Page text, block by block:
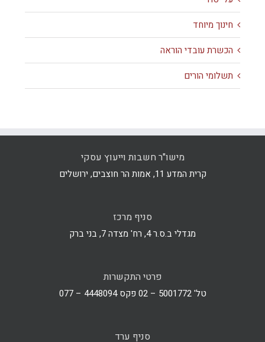
חינוך מיוחד
הכשרת עובדי הוראה
תשלומי הורים
מישו"ר חשבות וייעוץ עסקי
קרית המדע 11, אמות הר חוצבים, ירושלים
סניף מרכז
מגדלי ב.ס.ר 4, רח' מצדה 7, בני ברק
פרטי התקשרות
טל' 5001772 – 02 פקס 4448094 – 077
סניף ערד